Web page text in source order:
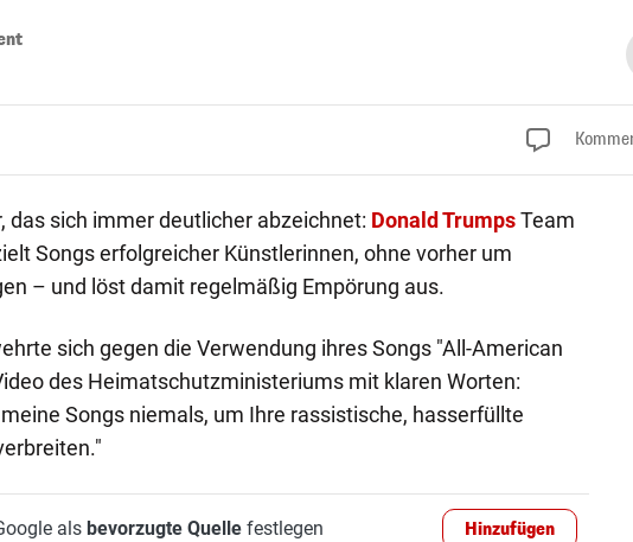
das sich immer deutlicher abzeichnet: Donald TrumpsTeam
Songs erfolgreicher Künstlerinnen, ohne vorher um
– und löst damit regelmäßig Empörung aus.
sich gegen die Verwendung ihres Songs "All-American
des Heimatschutzministeriums mit klaren Worten:
Songs niemals, um Ihre rassistische, hasserfüllte
als bevorzugte Quellefestlegen Hinzufügen